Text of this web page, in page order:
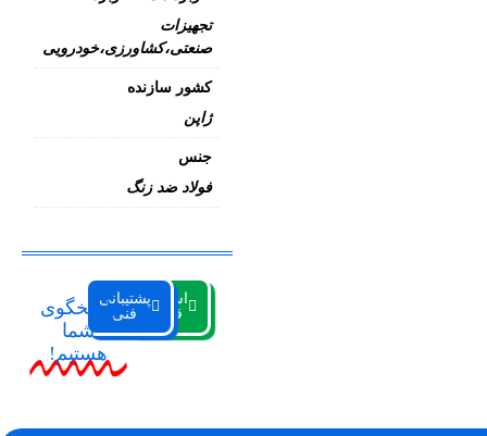
تجهیزات
صنعتی،کشاورزی،خودرویی
کشور سازنده
ژاپن
جنس
فولاد ضد زنگ
استعلام
قیمت
پشتیبانی
فنیپاسخگوی
شما
هستیم!